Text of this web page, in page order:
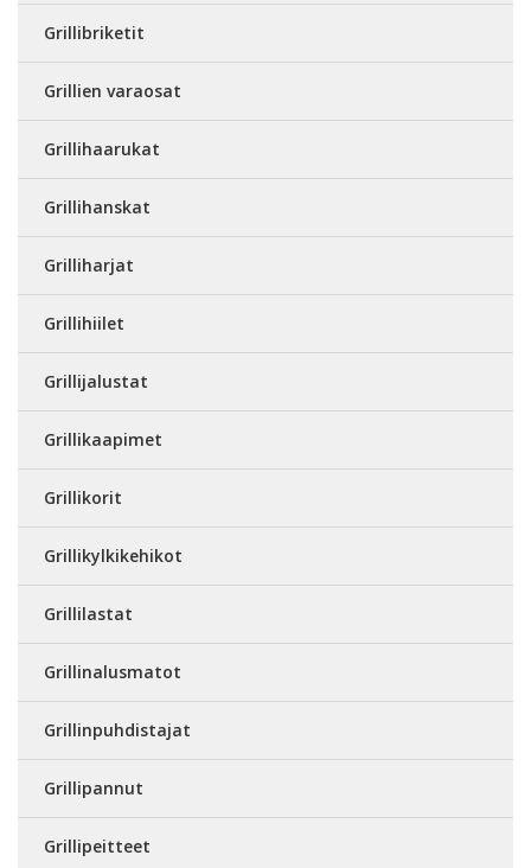
Grillibriketit
Grillien varaosat
Grillihaarukat
Grillihanskat
Grilliharjat
Grillihiilet
Grillijalustat
Grillikaapimet
Grillikorit
Grillikylkikehikot
Grillilastat
Grillinalusmatot
Grillinpuhdistajat
Grillipannut
Grillipeitteet